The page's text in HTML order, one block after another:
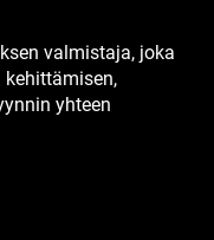
valmistaja, joka
yhteen